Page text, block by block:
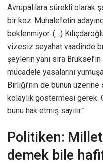
Avrupalılara sürekli olarak
bir koz. Muhalefetin
beklenmiyor. (…)
vizesiz seyahat vaadinde
şeylerin yanı sıra
mücadele yasalarını
Birliği’nin de bunun
kolaylık göstermesi gerek.
bunu hak etmiş sayılır.”
Politiken:
demek bile